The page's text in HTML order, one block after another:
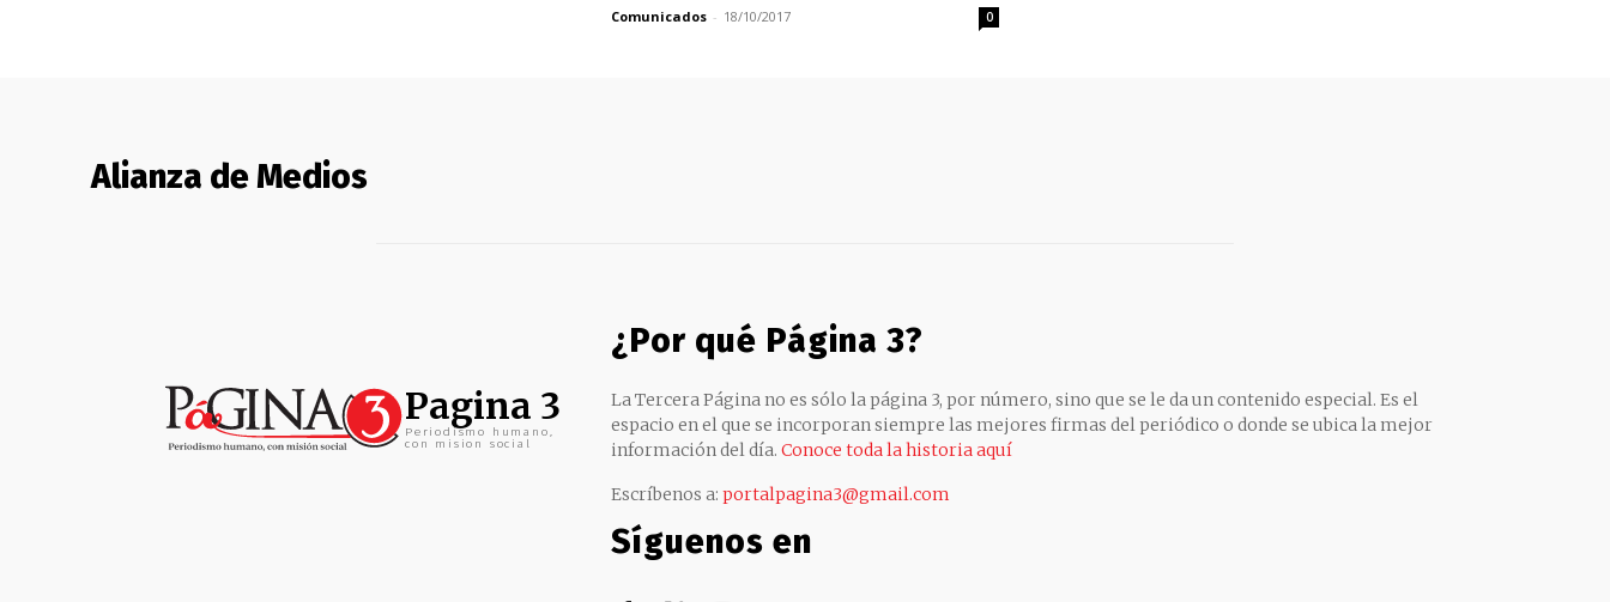
Comunicados - 18/10/2017 0
Alianza de Medios
Pagina 3
Periodismo humano,
con mision social
¿Por qué Página 3?
La Tercera Página no es sólo la página 3, por número, sino que se le da un contenido especial. Es el
espacio en el que se incorporan siempre las mejores firmas del periódico o donde se ubica la mejor
información del día. Conoce toda la historia aquí
Escríbenos a: portalpagina3@gmail.com
Síguenos en